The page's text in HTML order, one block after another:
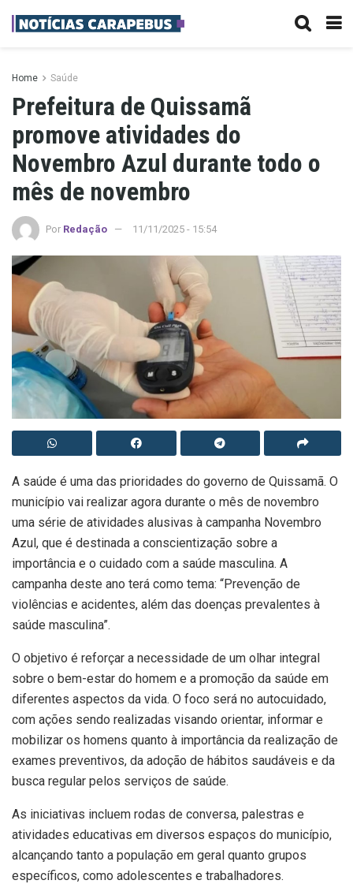
Home Saúde
Prefeitura de Quissamã
promove atividades do
Novembro Azul durante todo o
mês de novembro
Por Redação 11/11/2025 - 15:54
A saúde é uma das prioridades do governo de Quissamã. O
município vai realizar agora durante o mês de novembro
uma série de atividades alusivas à campanha Novembro
Azul, que é destinada a conscientização sobre a
importância e o cuidado com a saúde masculina. A
campanha deste ano terá como tema: “Prevenção de
violências e acidentes, além das doenças prevalentes à
saúde masculina”.
O objetivo é reforçar a necessidade de um olhar integral
sobre o bem-estar do homem e a promoção da saúde em
diferentes aspectos da vida. O foco será no autocuidado,
com ações sendo realizadas visando orientar, informar e
mobilizar os homens quanto à importância da realização de
exames preventivos, da adoção de hábitos saudáveis e da
busca regular pelos serviços de saúde.
As iniciativas incluem rodas de conversa, palestras e
atividades educativas em diversos espaços do município,
alcançando tanto a população em geral quanto grupos
específicos, como adolescentes e trabalhadores.